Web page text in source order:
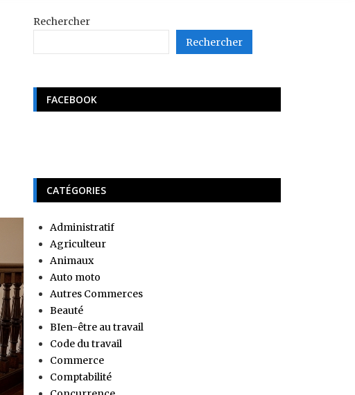
Rechercher
Rechercher
FACEBOOK
CATÉGORIES
Administratif
Agriculteur
Animaux
Auto moto
Autres Commerces
Beauté
BIen-être au travail
Code du travail
Commerce
Comptabilité